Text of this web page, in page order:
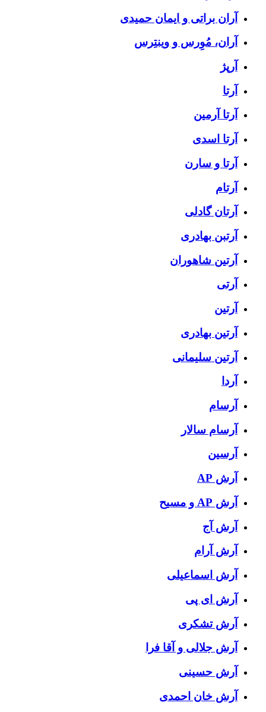
آران براتی و ایمان حمیدی
آران، مُوِرس و وینتِرس
آرپژ
آرتا
آرتا آرمین
آرتا اسدی
آرتا و سارن
آرتام
آرتان گادلی
آرتبن بهادری
آرتين شاهوران
آرتی
آرتین
آرتین بهادری
آرتین سلیمانی
آردا
آرسام
آرسام سالار
آرسین
آرش AP
آرش AP و مسیح
آرش آج
آرش آرام
آرش اسماعیلی
آرش ای پی
آرش تشکری
آرش جلالی و آقا فرا
آرش حسینی
آرش خان احمدی